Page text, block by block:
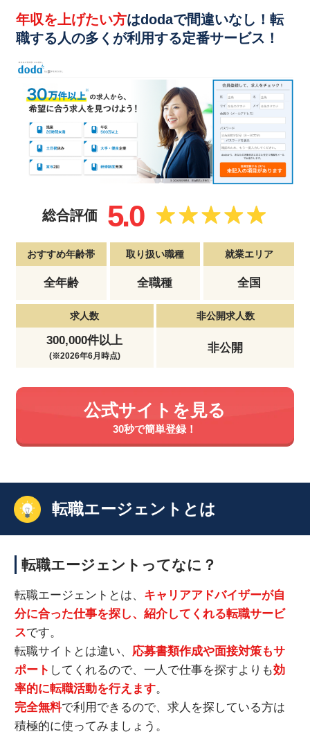
年収を上げたい方はdodaで間違いなし！転
職する人の多くが利用する定番サービス！
総合評価 5.0
おすすめ年齢帯
全年齢
取り扱い職種
全職種
就業エリア
全国
求人数
300,000件以上
(※2026年6月時点)
非公開求人数
非公開
公式サイトを見る
30秒で簡単登録！
転職エージェントとは
転職エージェントってなに？
転職エージェントとは、 キャリアアドバイザーが自
分に合った仕事を探し、紹介してくれる転職サービ
スです。
転職サイトとは違い、 応募書類作成や面接対策もサ
ポート してくれるので、一人で仕事を探すよりも効
率的に転職活動を行えます。
完全無料で利用できるので、求人を探している方は
積極的に使ってみましょう。